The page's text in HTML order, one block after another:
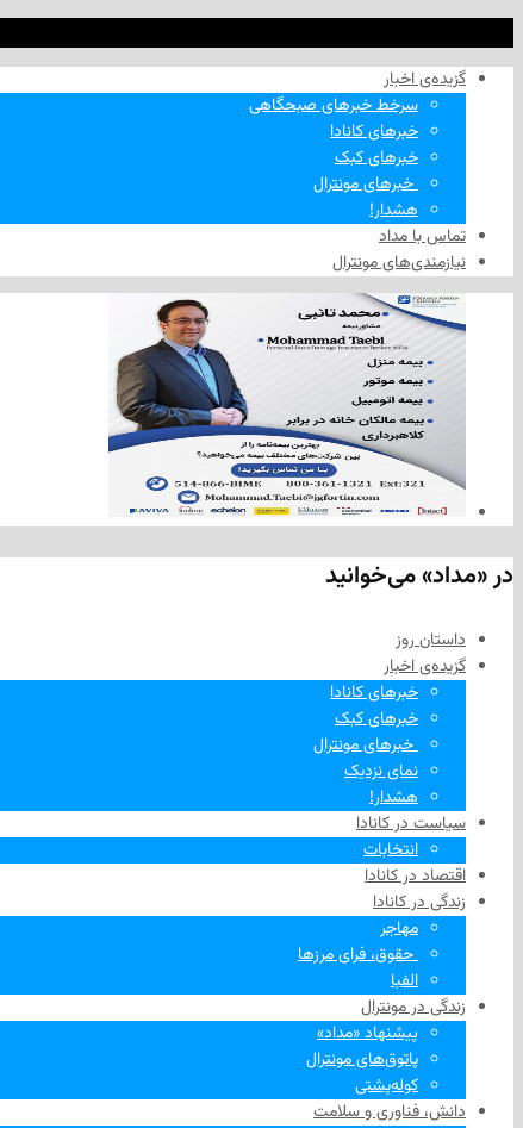
گزیده‌ی‌ اخبار
سرخط خبرهای صبحگاهی
خبرهای کانادا
خبرهای کبک
‌ خبرهای مونترال
هشدار!
تماس با مداد
نیازمندی‌های مونترال
در «مداد» می‌خوانید
داستان روز
گزیده‌ی‌ اخبار
خبرهای کانادا
خبرهای کبک
‌ خبرهای مونترال
نمای نزدیک
هشدار!
سیاست در کانادا
انتخابات
اقتصاد در کانادا
زندگی در کانادا
مهاجر
‌ حقوق، فرای مرزها
الفبا
زندگی در مونترال
پیشنهاد «مداد»
پاتوق‌های مونترال
کوله‌پشتی
دانش، فناوری و سلامت